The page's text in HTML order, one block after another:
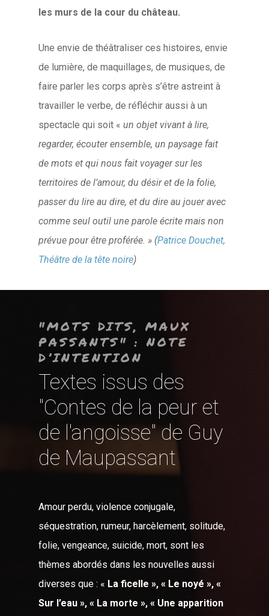
les murs de la cour du château.
Une envie de théâtraliser ces histoires, envie
de lumière, de maquillages, de musiques, de
faire parler les corps après s’être astreint à
travailler le verbe, de réfléchir aussi à un
spectacle qui soit «un objet vivant à lire,
regarder, écouter ensemble, un paysage fait
de mots et qui nous fait voyager sur les
territoires de l’amour, du désir et de la folie,
passer du lire au dire, et du dire au jouer avec
comme seul outil une parole écrite mais non
prévue pour être proférée. » (Patrice Douchet,
Théâtre de la tête noire)
"MOTS DITS, MAUX
PASSANTS" : NOTE
D’INTENTION
Textes issus des
"Contes de la peur et
de l'angoisse" de Guy
de Maupassant
Amour perdu, violence conjugale,
séquestration, rumeur, harcèlement, solitude,
folie, vengeance, suicide, mort, sont les
thèmes abordés dans les nouvelles aussi
diverses que : « La ficelle », « Le noyé », «
Sur l’eau », « La morte », « Une apparition